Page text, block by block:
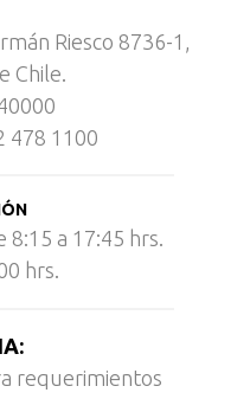
Riesco 8736-1,
Chile.
478 1100
8:15 a 17:45 hrs.
hrs.
requerimientos